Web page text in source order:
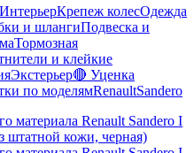
ИнтерьерКрепеж колесОдежда
и шлангиПодвеска и
Тормозная
и клейкие
Экстерьер🔴 Уценка
по моделямRenaultSandero